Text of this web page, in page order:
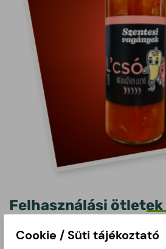
Felhasználási ötletek
Cookie / Süti tájékoztató